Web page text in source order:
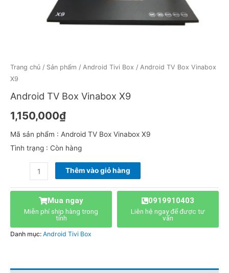
Trang chủ / Sản phẩm / Android Tivi Box / Android TV Box Vinabox
X9
Android TV Box Vinabox X9
1,150,000₫
Mã sản phẩm : Android TV Box Vinabox X9
Tình trạng : Còn hàng
Thêm vào giỏ hàng
Mua ngay
Miễn phí ship hàng trong
tỉnh
0919910403
Liên hệ ngay để được tư
vấn
Danh mục: Android Tivi Box